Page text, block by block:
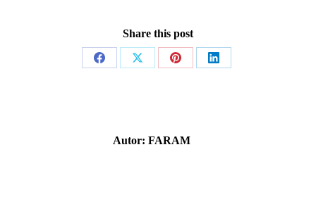
Share this post
Share
Share
Share
Share
Autor: FARAM